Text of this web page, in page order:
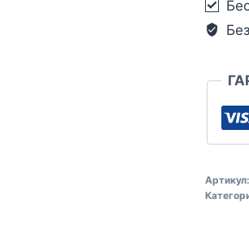
Артикул: